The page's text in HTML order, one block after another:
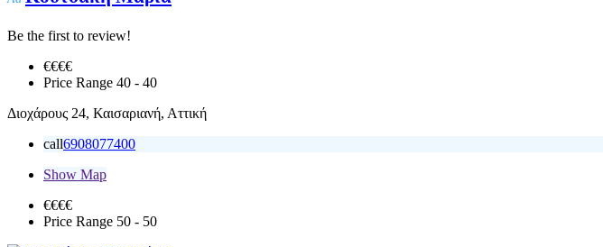
Be the first to review!
€€€€
Price Range 40 - 40
Διοχάρους 24, Καισαριανή, Αττική
call6908077400
Show Map
€€€€
Price Range 50 - 50